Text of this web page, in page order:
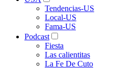
Tendencias-US
Local-US
Fama-US
Podcast
Fiesta
Las calientitas
La Fe De Cuto